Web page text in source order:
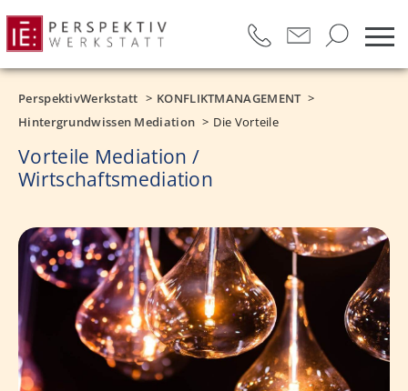
PerspektivWerkstatt
KONFLIKTMANAGEMENT
Hintergrundwissen Mediation
Die Vorteile
Vorteile Mediation /
Wirtschaftsmediation